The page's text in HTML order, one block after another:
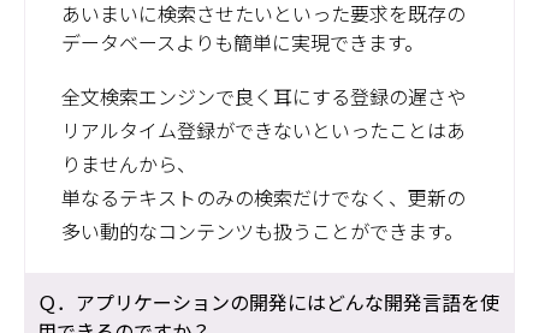
あいまいに検索させたいといった要求を既存の
データベースよりも簡単に実現できます。
全文検索エンジンで良く耳にする登録の遅さや
リアルタイム登録ができないといったことはあ
りませんから、
単なるテキストのみの検索だけでなく、更新の
多い動的なコンテンツも扱うことができます。
アプリケーションの開発にはどんな開発言語を使